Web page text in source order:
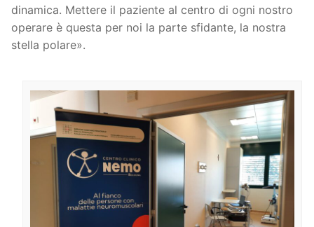
dinamica. Mettere il paziente al centro di ogni nostro
operare è questa per noi la parte sfidante, la nostra
stella polare».